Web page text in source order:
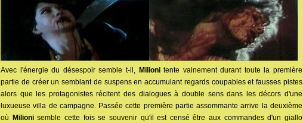
Avec l'énergie du désespoir semble t-il, Milionitente vainement durant toute la première
partie de créer un semblant de suspens en accumulant regards coupables et fausses pistes
alors que les protagonistes récitent des dialogues à double sens dans les décors d'une
luxueuse villa de campagne. Passée cette première partie assommante arrive la deuxième
où
Milionisemble cette fois se souvenir qu'il est censé être aux commandes d'un giallo